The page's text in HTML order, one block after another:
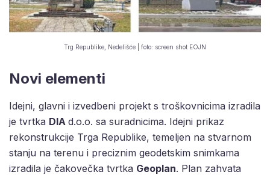
Trg Republike, Nedelišće | foto: screen shot EOJN
Novi elementi
Idejni, glavni i izvedbeni projekt s troškovnicima izradila
je tvrtka DIA d.o.o. sa suradnicima. Idejni prikaz
rekonstrukcije Trga Republike, temeljen na stvarnom
stanju na terenu i preciznim geodetskim snimkama
izradila je čakovečka tvrtka Geoplan. Plan zahvata